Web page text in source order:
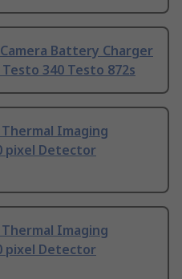
Battery Charger
340 Testo 872s
Thermal Imaging
pixel Detector
Thermal Imaging
pixel Detector